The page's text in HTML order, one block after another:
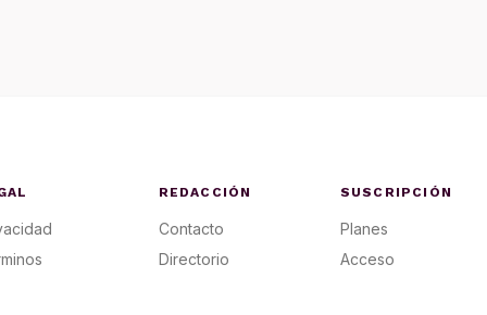
REDACCIÓN
Contacto
Directorio
SUSCRIPCIÓN
Planes
Acceso